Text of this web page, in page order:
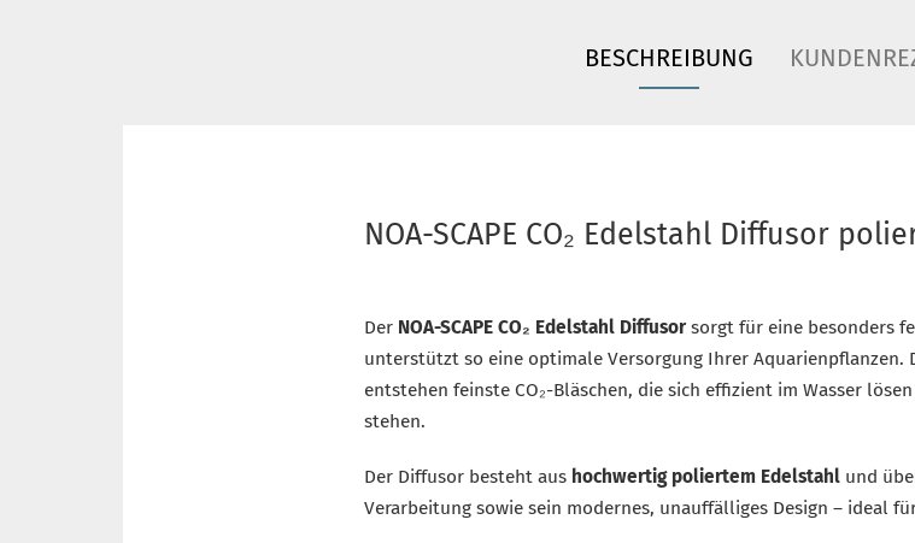
BESCHREIBUNG
NOA-SCAPE CO₂ Edelstahl Diffusor
Der NOA-SCAPE CO₂ Edelstahl Diffusor sorgt für eine besonders
unterstützt so eine optimale Versorgung Ihrer Aquarienpflanzen.
entstehen feinste CO₂-Bläschen, die sich effizient im Wasser
stehen.
Der Diffusor besteht aus hochwertig poliertem Edelstahl und
Verarbeitung sowie sein modernes, unauffälliges Design – ideal